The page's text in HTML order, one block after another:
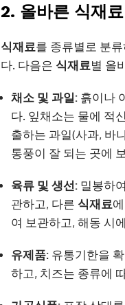
2. 올바른 식재
식재료를 종류별로 분
다. 다음은 식재료별 올
채소 및 과일: 흙이나
다. 잎채소는 물에 적
출하는 과일(사과, 바
통풍이 잘 되는 곳에
육류 및 생선: 밀봉하
관하고, 다른 식재료에
여 보관하고, 해동 시
유제품: 유통기한을
하고, 치즈는 종류에